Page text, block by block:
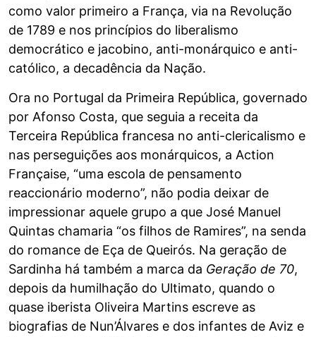
como valor primeiro a França, via na Revolução
de 1789 e nos princípios do liberalismo
democrático e jacobino, anti-monárquico e anti-
católico, a decadência da Nação.
Ora no Portugal da Primeira República, governado
por Afonso Costa, que seguia a receita da
Terceira República francesa no anti-clericalismo e
nas perseguições aos monárquicos, a Action
Française, “uma escola de pensamento
reaccionário moderno”, não podia deixar de
impressionar aquele grupo a que José Manuel
Quintas chamaria “os filhos de Ramires”, na senda
do romance de Eça de Queirós. Na geração de
Sardinha há também a marca da Geração de 70,
depois da humilhação do Ultimato, quando o
quase iberista Oliveira Martins escreve as
biografias de Nun’Álvares e dos infantes de Aviz e